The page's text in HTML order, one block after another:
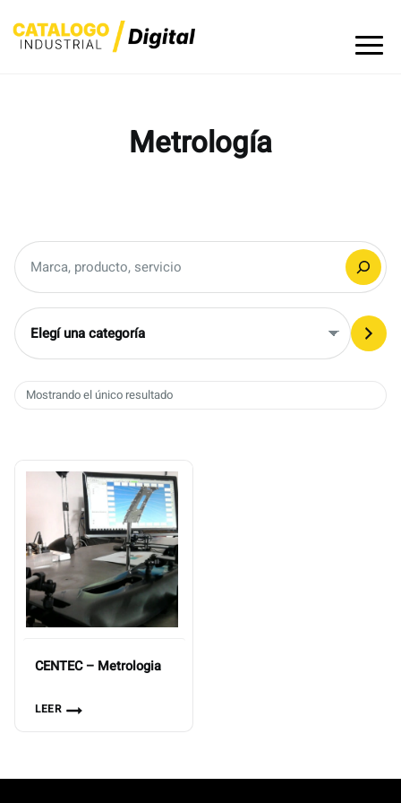
to
Metrología
Mostrando el único resultado
CENTEC – Metrologia
LEER
Elegí
una
categoría